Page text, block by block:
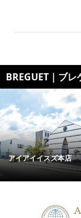
BREGUET｜ブ
アイアイイスズ本店